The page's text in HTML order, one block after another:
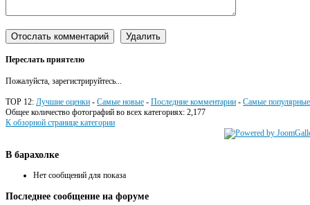
Переслать приятелю
Пожалуйста, зарегистрируйтесь...
TOP 12: Лучшие оценки - Самые новые - Последние комментарии - Самые популярные
Общее количество фотографий во всех категориях: 2,177
К обзорной странице категории
В барахолке
Нет сообщений для показа
Последнее сообщение на форуме